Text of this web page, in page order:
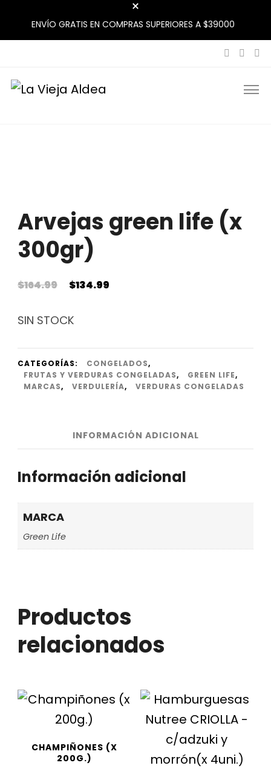
ENVÍO GRATIS EN COMPRAS SUPERIORES A $39000
La Vieja Aldea
Tu Mercado Natural Cerca
Arvejas green life (x
300gr)
$164.99
El
original
$164.99.
$134.99
$134.99.
SIN STOCK
CATEGORÍAS: CONGELADOS,
FRUTAS Y VERDURAS CONGELADAS, GREEN LIFE,
MARCAS, VERDULERÍA, VERDURAS CONGELADAS
INFORMACIÓN ADICIONAL
Información adicional
MARCA
Green Life
Productos
relacionados
CHAMPIÑONES (X
200G.)